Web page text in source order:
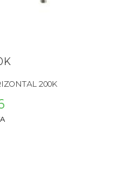
200K